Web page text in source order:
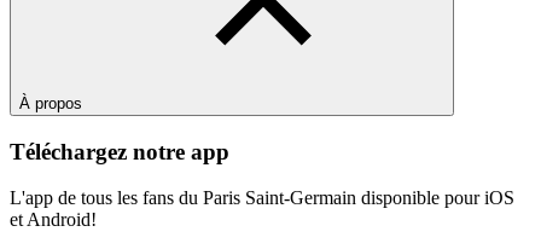
À propos
Téléchargez notre app
L'app de tous les fans du Paris Saint-Germain disponible pour iOS
et Android!